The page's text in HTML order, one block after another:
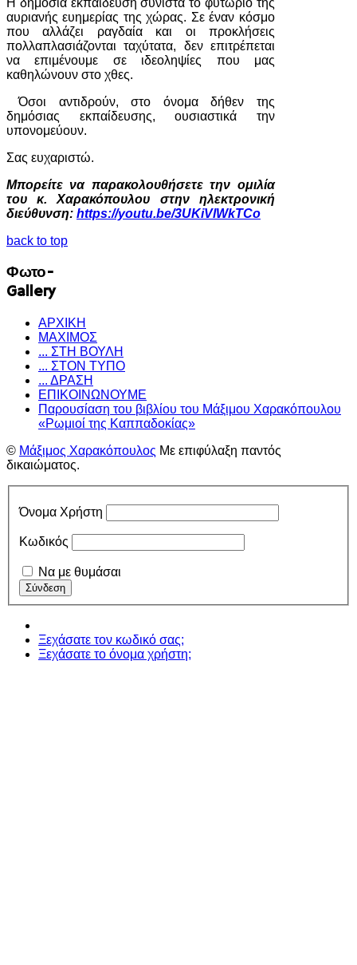
Η δημόσια εκπαίδευση συνιστά το φυτώριο της
αυριανής ευημερίας της χώρας. Σε έναν κόσμο
που αλλάζει ραγδαία και οι προκλήσεις
πολλαπλασιάζονται ταχύτατα, δεν επιτρέπεται
να επιμένουμε σε ιδεοληψίες που μας
καθηλώνουν στο χθες.
Όσοι αντιδρούν, στο όνομα δήθεν της
δημόσιας εκπαίδευσης, ουσιαστικά την
υπονομεύουν.
Σας ευχαριστώ.
Μπορείτε να παρακολουθήσετε την ομιλία
του κ. Χαρακόπουλου στην ηλεκτρονική
διεύθυνση: https://youtu.be/3UKiVlWkTCo
back to top
Φωτο-
Gallery
ΑΡΧΙΚΗ
ΜΑΧΙΜΟΣ
... ΣΤΗ ΒΟΥΛΗ
... ΣΤΟΝ ΤΥΠΟ
... ΔΡΑΣΗ
ΕΠΙΚΟΙΝΩΝΟΥΜΕ
Παρουσίαση του βιβλίου του Μάξιμου Χαρακόπουλου
«Ρωμιοί της Καππαδοκίας»
© Μάξιμος Χαρακόπουλος Με επιφύλαξη παντός
δικαιώματος.
Όνομα Χρήστη
Κωδικός
Να με θυμάσαι
Ξεχάσατε τον κωδικό σας;
Ξεχάσατε το όνομα χρήστη;